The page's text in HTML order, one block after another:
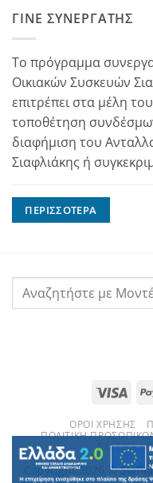
ΓΊΝΕ ΣΥΝΕΡΓΆΤΗΣ
Το πρόγραμμα
Οικιακών Συσκευών
επιτρέπει στα μέλη
τοποθέτηση
διαφήμιση του
Σιαφλιάκης ή
ΠΕΡΙΣΣΌΤΕΡΑ
Visa
ΌΡΟΙ ΧΡΉΣΗΣ
ΠΟΛΙΤΙΚΉ
ΣΧΕΤΙΚΆ
Copyright 2026 ©